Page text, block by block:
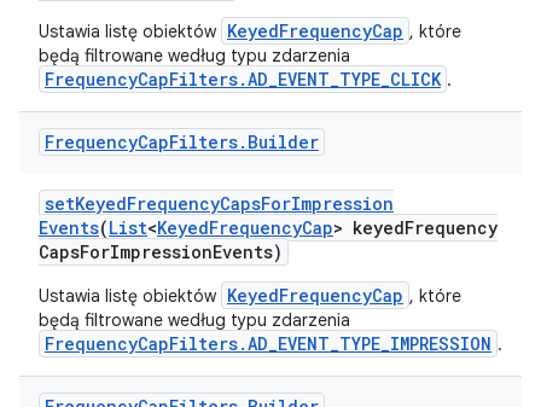
Ustawia listę obiektów KeyedFrequencyCap , które
będą filtrowane według typu zdarzenia
FrequencyCapFilters.AD_EVENT_TYPE_CLICK .
FrequencyCapFilters. Builder
setKeyedFrequencyCapsForImpression
Events(List<KeyedFrequencyCap> keyedFrequency
CapsForImpressionEvents)
Ustawia listę obiektów KeyedFrequencyCap , które
będą filtrowane według typu zdarzenia
FrequencyCapFilters.AD_EVENT_TYPE_IMPRESSION .